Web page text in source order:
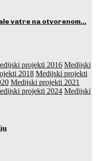
vatre na otvorenom…
projekti 2016 Medijski
2018 Medijski projekti
Medijski projekti 2021
projekti 2024 Medijski